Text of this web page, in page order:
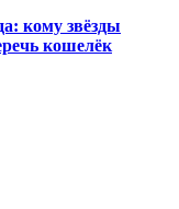
кому звёзды
кошелёк